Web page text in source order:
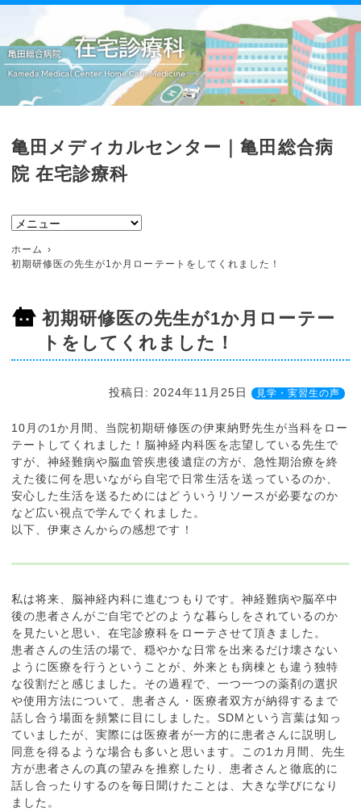
亀田メディカルセンター｜亀田総合病
院 在宅診療科
ホーム
初期研修医の先生が1か月ローテートをしてくれました！
初期研修医の先生が1か月ローテー
トをしてくれました！
投稿日: 2024年11月25日 見学・実習生の声
10月の1か月間、当院初期研修医の伊東納野先生が当科をロー
テートしてくれました！脳神経内科医を志望している先生で
すが、神経難病や脳血管疾患後遺症の方が、急性期治療を終
えた後に何を思いながら自宅で日常生活を送っているのか、
安心した生活を送るためにはどういうリソースが必要なのか
など広い視点で学んでくれました。
以下、伊東さんからの感想です！
私は将来、脳神経内科に進むつもりです。神経難病や脳卒中
後の患者さんがご自宅でどのような暮らしをされているのか
を見たいと思い、在宅診療科をローテさせて頂きました。
患者さんの生活の場で、穏やかな日常を出来るだけ壊さない
ように医療を行うということが、外来とも病棟とも違う独特
な役割だと感じました。その過程で、一つ一つの薬剤の選択
や使用方法について、患者さん・医療者双方が納得するまで
話し合う場面を頻繁に目にしました。SDMという言葉は知っ
ていましたが、実際には医療者が一方的に患者さんに説明し
同意を得るような場合も多いと思います。この1カ月間、先生
方が患者さんの真の望みを推察したり、患者さんと徹底的に
話し合ったりするのを毎日聞けたことは、大きな学びになり
ました。